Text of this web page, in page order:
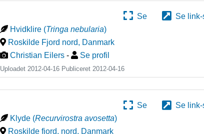
Se
Se
Hvidklire (Tringa nebularia)
Roskilde Fjord nord, Danmark
Christian Eilers - Se profil
Uploadet 2012-04-16 Publiceret2012-04-16
Se
Se
Klyde (Recurvirostra avosetta)
Roskilde fjord, nord, Danmark